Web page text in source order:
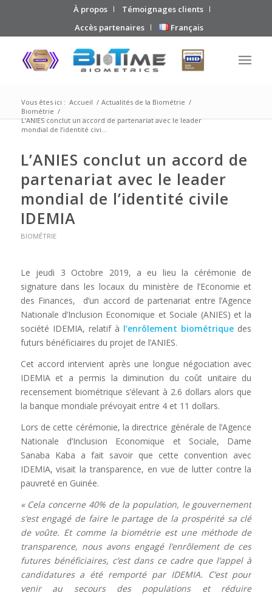
À propos
Témoignages clients
Accès partenaires
Français
Vous êtes ici : Accueil / Actualités de la Biométrie /
Biométrie /
L’ANIES conclut un accord de partenariat avec le leader
mondial de l’identité civi...
L’ANIES conclut un accord de
partenariat avec le leader
mondial de l’identité civile
IDEMIA
BIOMÉTRIE
Le jeudi 3 Octobre 2019, a eu lieu la cérémonie de
signature dans les locaux du ministère de l’Economie et
des Finances, d’un accord de partenariat entre l’Agence
Nationale d’Inclusion Economique et Sociale (ANIES) et la
société IDEMIA, relatif à l’enrôlement biométrique des
futurs bénéficiaires du projet de l’ANIES.
Cet accord intervient après une longue négociation avec
IDEMIA et a permis la diminution du coût unitaire du
recensement biométrique s’élevant à 2.6 dollars alors que
la banque mondiale prévoyait entre 4 et 11 dollars.
Lors de cette cérémonie, la directrice générale de l’Agence
Nationale d’Inclusion Economique et Sociale, Dame
Sanaba Kaba a fait savoir que cette convention avec
IDEMIA, visait la transparence, en vue de lutter contre la
pauvreté en Guinée.
« Cela concerne 40% de la population, le gouvernement
s’est engagé de faire le partage de la prospérité sa clé
de voûte. Et comme la biométrie est une méthode de
transparence, nous avons engagé l’enrôlement de ces
futures bénéficiaires, c’est dans ce cadre que l’appel à
candidatures a été remporté par IDEMIA. C’est pour
venir au secours des populations et réduire